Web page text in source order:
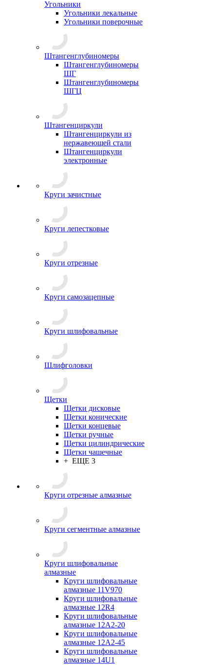
Угольники
Угольники лекальные
Угольники поверочные
Штангенглубиномеры
Штангенглубиномеры
ШГ
Штангенглубиномеры
ШГЦ
Штангенциркули
Штангенциркули из
нержавеющей стали
Штангенциркули
электронные
Круги зачистные
Круги лепестковые
Круги отрезные
Круги самозацепные
Круги шлифовальные
Шлифголовки
Щетки
Щетки дисковые
Щетки конические
Щетки концевые
Щетки ручные
Щетки цилиндрические
Щетки чашечные
+ ЕЩЕ 3
Круги отрезные алмазные
Круги сегментные алмазные
Круги шлифовальные
алмазные
Круги шлифовальные
алмазные 11V970
Круги шлифовальные
алмазные 12R4
Круги шлифовальные
алмазные 12А2-20
Круги шлифовальные
алмазные 12А2-45
Круги шлифовальные
алмазные 14U1